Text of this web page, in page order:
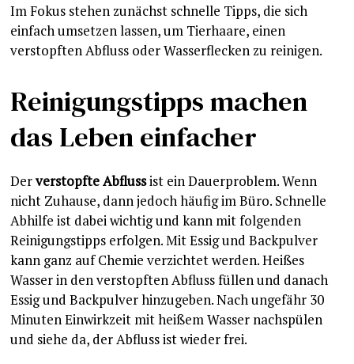
Im Fokus stehen zunächst schnelle Tipps, die sich
einfach umsetzen lassen, um Tierhaare, einen
verstopften Abfluss oder Wasserflecken zu reinigen.
Reinigungstipps machen
das Leben einfacher
Derverstopfte Abflussist ein Dauerproblem. Wenn
nicht Zuhause, dann jedoch häufig im Büro. Schnelle
Abhilfe ist dabei wichtig und kann mit folgenden
Reinigungstipps erfolgen. Mit Essig und Backpulver
kann ganz auf Chemie verzichtet werden. Heißes
Wasser in den verstopften Abfluss füllen und danach
Essig und Backpulver hinzugeben. Nach ungefähr 30
Minuten Einwirkzeit mit heißem Wasser nachspülen
und siehe da, der Abfluss ist wieder frei.